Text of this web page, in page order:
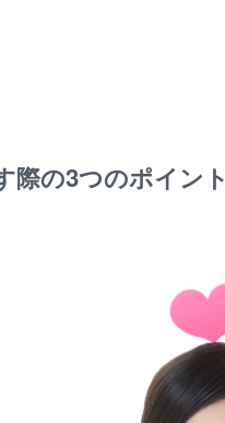
際の3つのポイント